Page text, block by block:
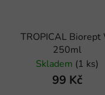
TROPICAL Biorept
250ml
Skladem (1 ks)
99 Kč